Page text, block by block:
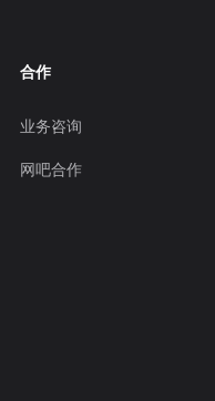
合作
业务咨询
网吧合作